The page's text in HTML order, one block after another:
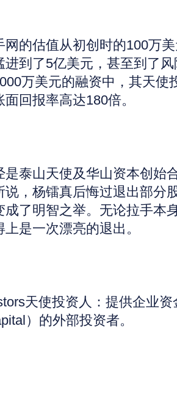
估值从初创时的100万美
进到了5亿美元，甚至到了
万美元的融资中，其天
回报率高达180倍。
山天使及华山资本创始
说，杨镭真后悔过退出部分
成了明智之举。无论拉手本
是一次漂亮的退出。
天使投资人：提供企业资
）的外部投资者。